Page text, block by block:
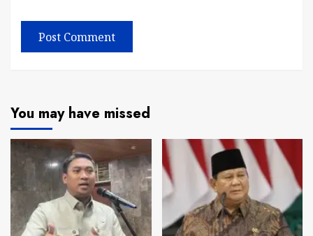
You may have missed